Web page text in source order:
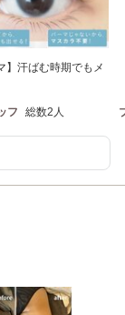
】汗ばむ時期でもメ
フ 総数2人